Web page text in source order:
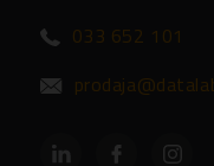
033 652 101